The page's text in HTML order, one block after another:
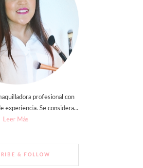
profesional con
experiencia. Se considera...
Leer Más
& FOLLOW